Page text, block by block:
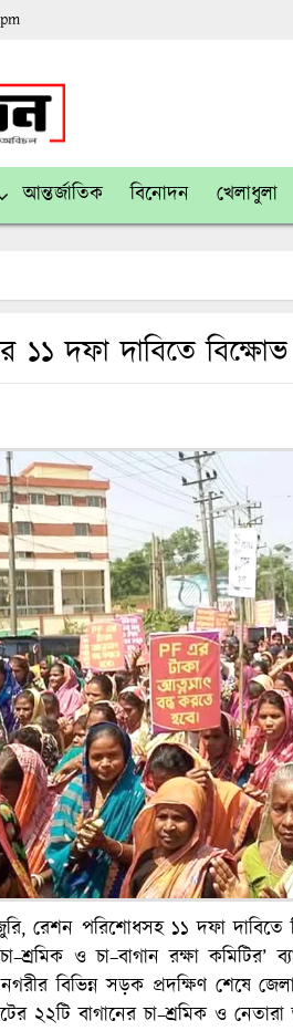
আন্তর্জাতিক বিনোদন খেলাধুলা
১১ দফা দাবিতে
রেশন পরিশোধসহ ১১ দফা
ও চা–বাগান রক্ষা
বিভিন্ন সড়ক প্রদক্ষিণ শেষে
২২টি বাগানের চা–শ্রমিক ও